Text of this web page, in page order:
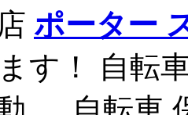
ポーター
す！ 自転